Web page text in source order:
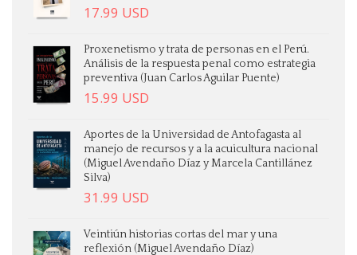
17.99 USD
Proxenetismo y trata de personas en el Perú.
Análisis de la respuesta penal como estrategia
preventiva (Juan Carlos Aguilar Puente)
15.99 USD
Aportes de la Universidad de Antofagasta al
manejo de recursos y a la acuicultura nacional
(Miguel Avendaño Díaz y Marcela Cantillánez
Silva)
31.99 USD
Veintiún historias cortas del mar y una
reflexión (Miguel Avendaño Díaz)